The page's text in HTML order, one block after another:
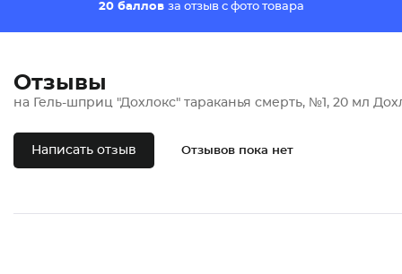
20 баллов за отзыв с фото товара
Отзывы
на Гель-шприц "Дохлокс" тараканья смерть, №1, 20 мл
Написать отзыв Отзывов пока нет